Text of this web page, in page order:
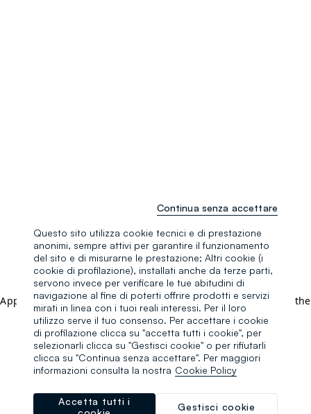
Application error: a client-side exception has occurred (see the
browser console for more information).
Questo sito utilizza cookie tecnici e di prestazione
anonimi, sempre attivi per garantire il funzionamento
del sito e di misurarne le prestazione; Altri cookie (i
cookie di profilazione), installati anche da terze parti,
servono invece per verificare le tue abitudini di
navigazione al fine di poterti offrire prodotti e servizi
mirati in linea con i tuoi reali interessi. Per il loro
utilizzo serve il tuo consenso. Per accettare i cookie
di profilazione clicca su "accetta tutti i cookie", per
selezionarli clicca su "Gestisci cookie" o per rifiutarli
clicca su "Continua senza accettare". Per maggiori
informazioni consulta la nostra Cookie Policy
Gestisci cookie
Accetta tutti i
Continua senza accettare